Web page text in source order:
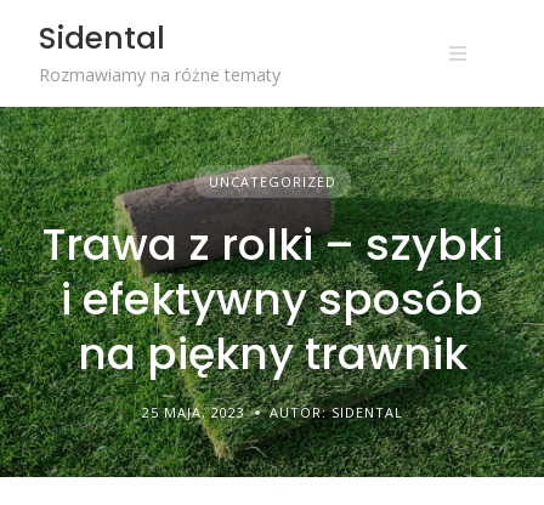
content
Sidental
Rozmawiamy na różne tematy
UNCATEGORIZED
Trawa z rolki – szybki
i efektywny sposób
na piękny trawnik
25 MAJA, 2023 AUTOR: SIDENTAL